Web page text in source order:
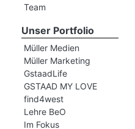
Team
Unser Portfolio
Müller Medien
Müller Marketing
GstaadLife
GSTAAD MY LOVE
find4west
Lehre BeO
Im Fokus